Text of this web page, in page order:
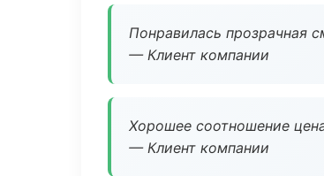
Понравилась прозрачная
— Клиент компании
Хорошее соотношение
— Клиент компании